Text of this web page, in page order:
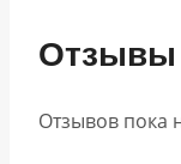
Отзывы
Отзывов пока